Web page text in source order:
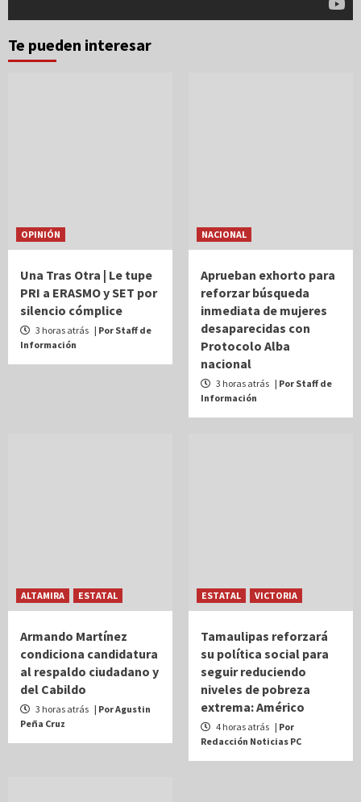
Te pueden interesar
OPINIÓN
Una Tras Otra | Le tupe
PRI a ERASMO y SET por
silencio cómplice
3 horas atrás | Por Staff de
Información
NACIONAL
Aprueban exhorto para
reforzar búsqueda
inmediata de mujeres
desaparecidas con
Protocolo Alba
nacional
3 horas atrás | Por Staff de
Información
ALTAMIRA ESTATAL
Armando Martínez
condiciona candidatura
al respaldo ciudadano y
del Cabildo
3 horas atrás | Por Agustin
Peña Cruz
ESTATAL VICTORIA
Tamaulipas reforzará
su política social para
seguir reduciendo
niveles de pobreza
extrema: Américo
4 horas atrás | Por
Redacción Noticias PC